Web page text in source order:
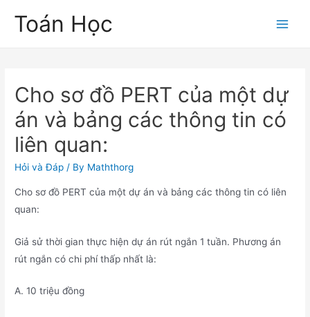
Toán Học
Cho sơ đồ PERT của một dự
án và bảng các thông tin có
liên quan:
Hỏi và Đáp / By Maththorg
Cho sơ đồ PERT của một dự án và bảng các thông tin có liên
quan:
Giả sử thời gian thực hiện dự án rút ngắn 1 tuần. Phương án
rút ngắn có chi phí thấp nhất là:
A. 10 triệu đồng